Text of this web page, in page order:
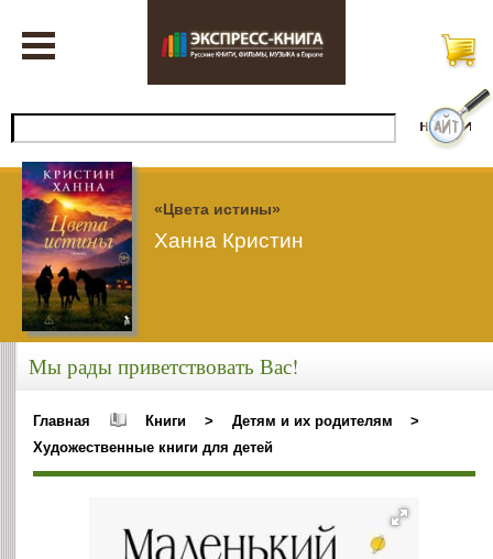
«Цвета истины»
Ханна Кристин
Мы рады приветствовать Вас!
Главная Книги > Детям и их родителям
>
Художественные книги для детей